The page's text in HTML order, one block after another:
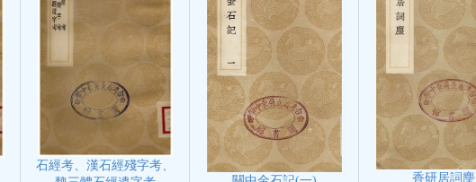
石經考、漢石經殘字考、
香研居詞麈